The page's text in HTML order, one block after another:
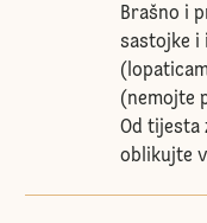
Brašno i
sastojke i
(nemojte
Od tijesta
oblikujte